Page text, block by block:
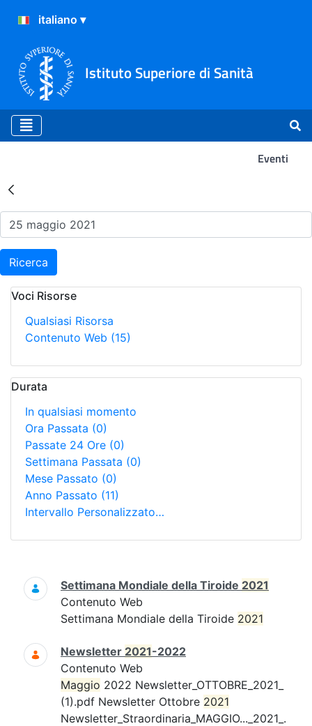
Istituto Superiore di Sanità
Eventi
Risultati della Ricerca -
Ricerca
Voci Risorse
Qualsiasi Risorsa
Contenuto Web (15)
Durata
In qualsiasi momento
Ora Passata (0)
Passate 24 Ore (0)
Settimana Passata (0)
Mese Passato (0)
Anno Passato (11)
Intervallo Personalizzato…
Ricerca
Settimana Mondiale della Tiroide 2021
Contenuto Web
Settimana Mondiale della Tiroide 2021
Newsletter 2021-2022
Contenuto Web
Maggio 2022 Newsletter_OTTOBRE_2021_
(1).pdf Newsletter Ottobre 2021
Newsletter_Straordinaria_MAGGIO..._2021_.